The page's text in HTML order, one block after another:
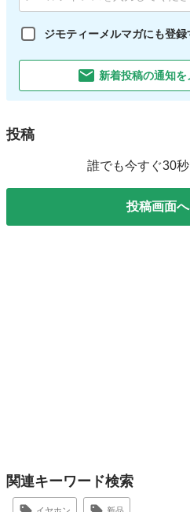
ジモティーメルマガにも登録
新着投稿の通知
投稿
誰でも今すぐ30
投稿画面
関連キーワード検索